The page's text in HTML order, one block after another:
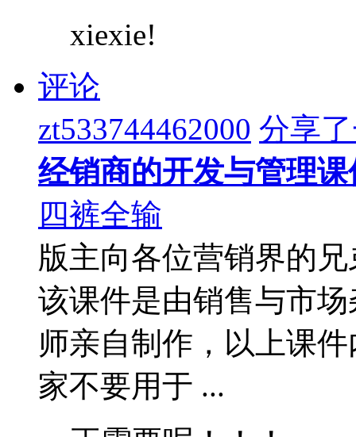
xiexie!
评论
zt533744462000 分享
经销商的开发与管理
四裤全输
版主向各位营销界的
该课件是由销售与市
师亲自制作，以上课
家不要用于 ...